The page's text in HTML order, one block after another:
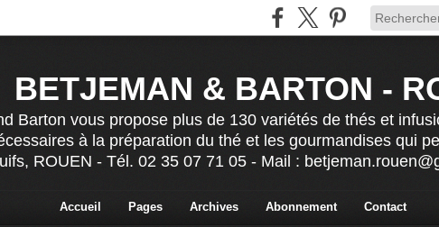
BETJEMAN & BARTON -
Barton vous propose plus de 130 variétés de thés et
à la préparation du thé et les gourmandises qui
ROUEN - Tél. 02 35 07 71 05 - Mail :
Accueil Pages Archives Abonnement Contact